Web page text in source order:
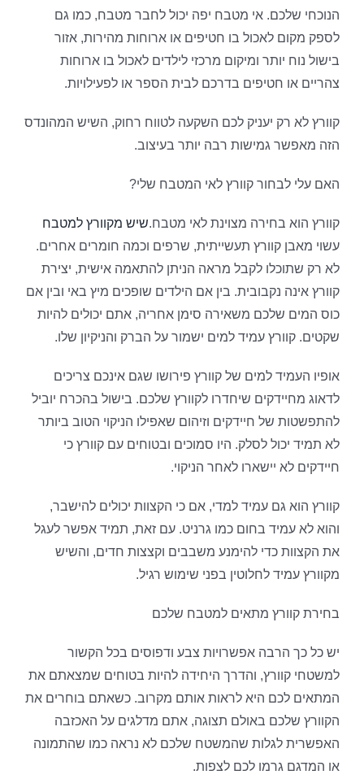
הנוכחי שלכם. אי מטבח יפה יכול לחבר מטבח, כמו גם
לספק מקום לאכול בו חטיפים או ארוחות מהירות, אזור
בישול נוח יותר ומיקום מרכזי לילדים לאכול בו ארוחות
צהריים או חטיפים בדרכם לבית הספר או לפעילויות.
קוורץ לא רק יעניק לכם השקעה לטווח רחוק, השיש המהונדס
הזה מאפשר גמישות רבה יותר בעיצוב.
האם עלי לבחור קוורץ לאי המטבח שלי?
קוורץ הוא בחירה מצוינת לאי מטבח.שיש מקוורץ למטבח
עשוי מאבן קוורץ תעשייתית, שרפים וכמה חומרים אחרים.
לא רק שתוכלו לקבל מראה הניתן להתאמה אישית, יצירת
קוורץ אינה נקבובית. בין אם הילדים שופכים מיץ באי ובין אם
כוס המים שלכם משאירה סימן אחריה, אתם יכולים להיות
שקטים. קוורץ עמיד למים ישמור על הברק והניקיון שלו.
אופיו העמיד למים של קוורץ פירושו שגם אינכם צריכים
לדאוג מחיידקים שיחדרו לקוורץ שלכם. בישול בהכרח יוביל
להתפשטות של חיידקים וזיהום שאפילו הניקוי הטוב ביותר
לא תמיד יכול לסלק. היו סמוכים ובטוחים עם קוורץ כי
חיידקים לא יישארו לאחר הניקוי.
קוורץ הוא גם עמיד למדי, אם כי הקצוות יכולים להישבר,
והוא לא עמיד בחום כמו גרניט. עם זאת, תמיד אפשר לעגל
את הקצוות כדי להימנע משבבים וקצצות חדים, והשיש
מקוורץ עמיד לחלוטין בפני שימוש רגיל.
בחירת קוורץ מתאים למטבח שלכם
יש כל כך הרבה אפשרויות צבע ודפוסים בכל הקשור
למשטחי קוורץ, והדרך היחידה להיות בטוחים שמצאתם את
המתאים לכם היא לראות אותם מקרוב. כשאתם בוחרים את
הקוורץ שלכם באולם תצוגה, אתם מדלגים על האכזבה
האפשרית לגלות שהמשטח שלכם לא נראה כמו שהתמונה
או המדגם גרמו לכם לצפות.